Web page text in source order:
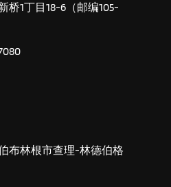
桥1丁目18-6（邮编105-
布林根市查理-林德伯格